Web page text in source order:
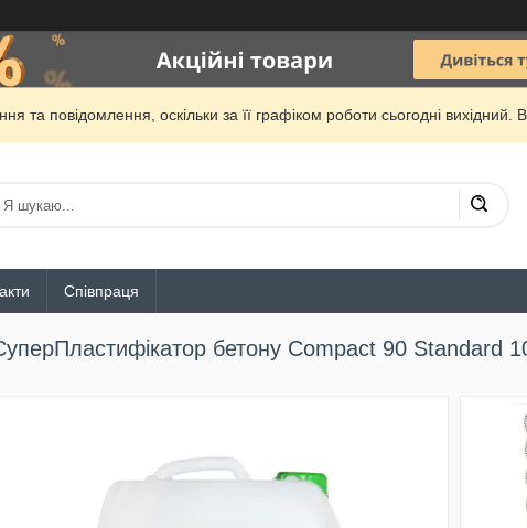
та повідомлення, оскільки за її графіком роботи сьогодні
Співпраця
бетону Compact 90 Standard